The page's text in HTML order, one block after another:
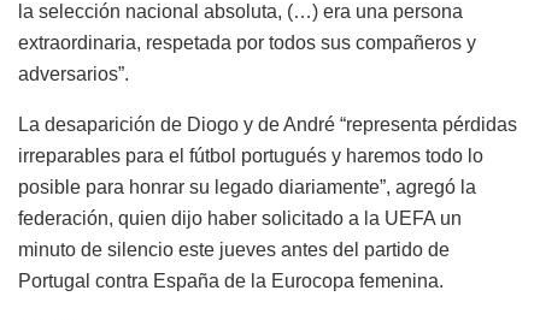
la selección nacional absoluta, (…) era una persona
extraordinaria, respetada por todos sus compañeros y
adversarios”.
La desaparición de Diogo y de André “representa pérdidas
irreparables para el fútbol portugués y haremos todo lo
posible para honrar su legado diariamente”, agregó la
federación, quien dijo haber solicitado a la UEFA un
minuto de silencio este jueves antes del partido de
Portugal contra España de la Eurocopa femenina.